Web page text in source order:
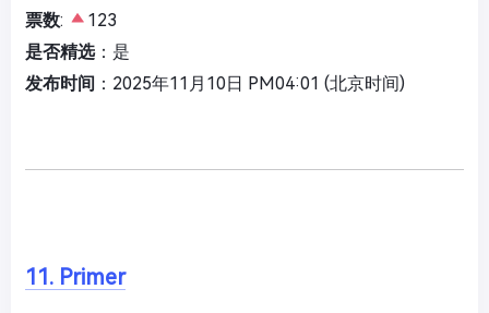
票数:
123
是否精选：是
发布时间 ：2025年11月10日 PM04:01 (北京时间)
11. Primer